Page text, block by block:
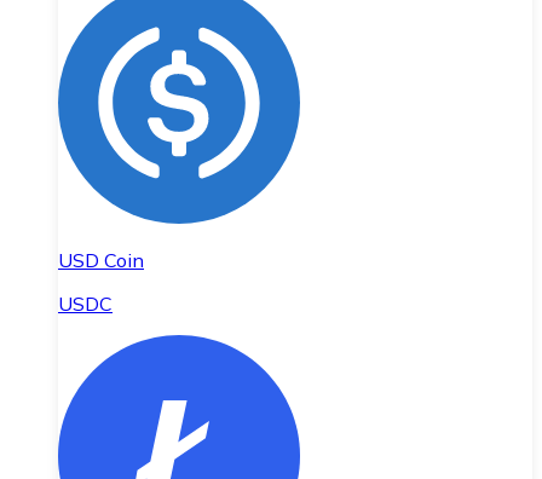
USD Coin
USDC